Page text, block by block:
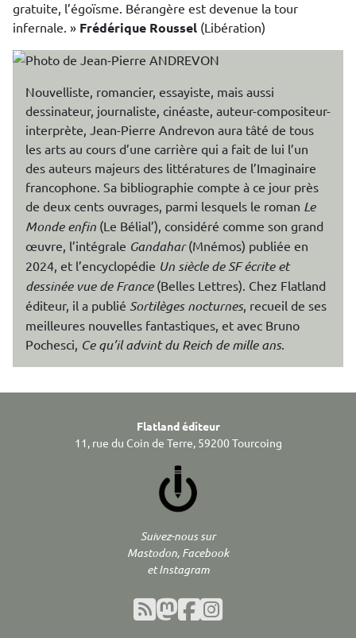
gratuite, l’égoïsme. Bérangère est devenue la tour
infernale. » Frédérique Roussel (Libération)
Nouvelliste, romancier, essayiste, mais aussi
dessinateur, journaliste, cinéaste, auteur-compositeur-
interprète, Jean-Pierre Andrevon aura tâté de tous
les arts au cours d’une carrière qui a fait de lui l’un
des auteurs majeurs des littératures de l’Imaginaire
francophone. Sa bibliographie compte à ce jour près
de deux cents ouvrages, parmi lesquels le roman Le
Monde enfin (Le Bélial’), considéré comme son grand
œuvre, l’intégrale Gandahar(Mnémos) publiée en
2024, et l’encyclopédie Un siècle de SF écrite et
dessinée vue de France(Belles Lettres). Chez Flatland
éditeur, il a publié Sortilèges nocturnes, recueil de ses
meilleures nouvelles fantastiques, et avec Bruno
Pochesci, Ce qu’il advint du Reich de mille ans.
Flatland éditeur
11, rue du Coin de Terre, 59200 Tourcoing
Suivez-nous sur
Mastodon, Facebook
et Instagram